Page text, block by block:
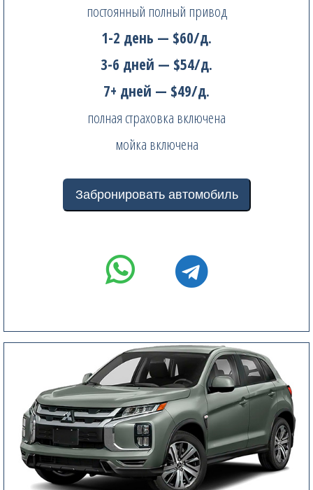
постоянный полный привод
1-2 день — $60/д.
3-6 дней — $54/д.
7+ дней — $49/д.
полная страховка включена
мойка включена
Забронировать автомобиль